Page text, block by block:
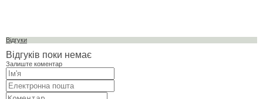
Відгуки
Відгуків поки немає
Залиште коментар